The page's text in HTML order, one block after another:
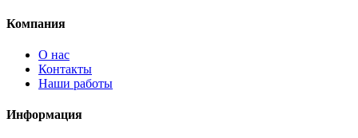
Компания
О нас
Контакты
Наши работы
Информация